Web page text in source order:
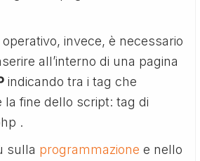
invece, è necessario
all’interno di una pagina
indicando tra i tag che
la fine dello script: tag di
.
sulla programmazione e nello